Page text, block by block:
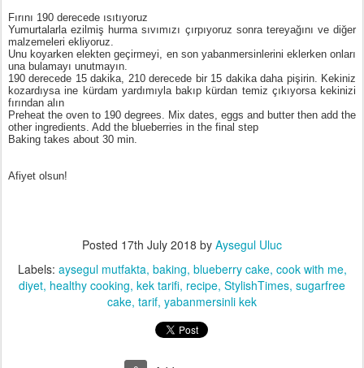
Fırını 190 derecede ısıtıyoruz
Yumurtalarla ezilmiş hurma sıvımızı çırpıyoruz sonra tereyağını ve diğer
malzemeleri ekliyoruz.
Unu koyarken elekten geçirmeyi, en son yabanmersinlerini eklerken onları
una bulamayı unutmayın.
190 derecede 15 dakika, 210 derecede bir 15 dakika daha pişirin. Kekiniz
kozardıysa ine kürdam yardımıyla bakıp kürdan temiz çıkıyorsa kekinizi
fırından alın
Preheat the oven to 190 degrees. Mix dates, eggs and butter then add the
other ingredients. Add the blueberries in the final step
Baking takes about 30 min.
Afiyet olsun!
Posted 17th July 2018 by Aysegul Uluc
Labels: aysegul mutfakta baking blueberry cake cook with me
diyet healthy cooking kek tarifi recipe StylishTimes sugarfree
cake tarif yabanmersinli kek